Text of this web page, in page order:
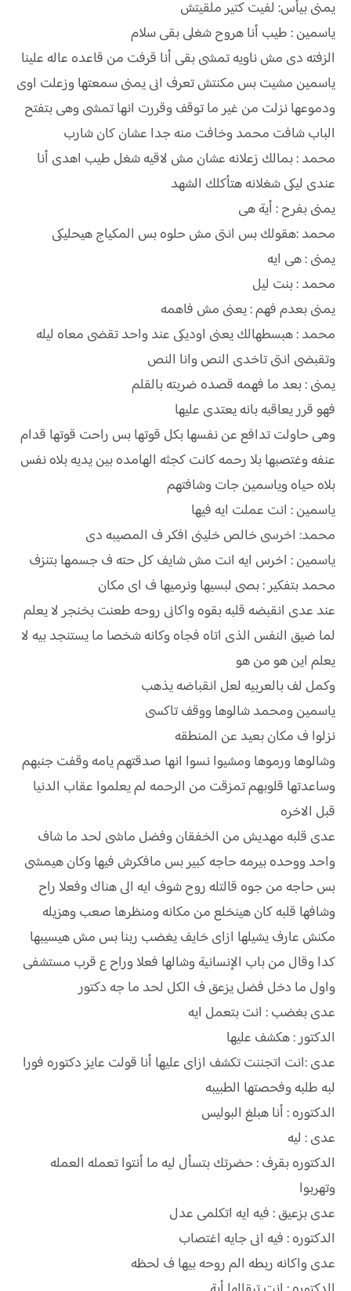
يمنى بيأس: لفيت كتير ملقيتش
ياسمين : طيب أنا هروح شغلى بقى سلام
الزفته دى مش ناويه تمشى بقى أنا قرفت من قاعده عاله علينا
ياسمين مشيت بس مكنتش تعرف انى يمنى سمعتها وزعلت اوى
ودموعها نزلت من غير ما توقف وقررت انها تمشى وهى بتفتح
الباب شافت محمد وخافت منه جدا عشان كان شارب
محمد : بمالك زعلانه عشان مش لاقيه شغل طيب اهدى أنا
عندى ليكى شغلانه هتأكلك الشهد
يمنى بفرح : أية هى
محمد :هقولك بس انتى مش حلوه بس المكياج هيحليكى
يمنى : هى ايه
محمد : بنت ليل
يمنى بعدم فهم : يعنى مش فاهمه
محمد : هبسطهالك يعنى اوديكى عند واحد تقضى معاه ليله
وتقبضى انتى تاخدى النص وانا النص
يمنى : بعد ما فهمه قصده ضربته بالقلم
فهو قرر يعاقبه بانه يعتدى عليها
وهى حاولت تدافع عن نفسها بكل قوتها بس راحت قوتها قدام
عنفه وغتصبها بلا رحمه كانت كجثه الهامده بين يديه بلاه نفس
بلاه حياه وياسمين جات وشافتهم
ياسمين : انت عملت ايه فيها
محمد: اخرسى خالص خلينى افكر ف المصيبه دى
ياسمين : اخرس ايه انت مش شايف كل حته ف جسمها بتنزف
محمد بتفكير : بصى لبسيها ونرميها ف اى مكان
عند عدى انقبضه قلبه بقوه واكانى روحه طعنت بخنجر لا يعلم
لما ضيق النفس الذى اتاه فجاه وكانه شخصا ما يستنجد بيه لا
يعلم اين هو من هو
وكمل لف بالعربيه لعل انقباضه يذهب
ياسمين ومحمد شالوها ووقف تاكسى
نزلوا ف مكان بعيد عن المنطقه
وشالوها ورموها ومشيوا نسوا انها صدقتهم يامه وقفت جنبهم
وساعدتها قلوبهم تمزقت من الرحمه لم يعلموا عقاب الدنيا
قبل الاخره
عدى قلبه مهديش من الخفقان وفضل ماشى لحد ما شاف
واحد ووحده بيرمه حاجه كبير بس مافكرش فيها وكان هيمشى
بس حاجه من جوه قالتله روح شوف ايه الى هناك وفعلا راح
وشافها قلبه كان هينخلع من مكانه ومنظرها صعب وهزيله
مكنش عارف يشيلها ازاى خايف يغضب ربنا بس مش هيسيبها
كدا وقال من باب الإنسانية وشالها فعلا وراح ع قرب مستشفى
واول ما دخل فضل يزعق ف الكل لحد ما جه دكتور
عدى بغضب : انت بتعمل ايه
الدكتور : هكشف عليها
عدى :انت اتجننت تكشف ازاى عليها أنا قولت عايز دكتوره فورا
لبه طلبه وفحصتها الطبيبه
الدكتوره : أنا هبلغ البوليس
عدى : ليه
الدكتوره بقرف : حضرتك بتسأل ليه ما أنتوا تعمله العمله
وتهربوا
عدى بزعيق : فيه ايه اتكلمى عدل
الدكتوره : فيه انى جايه اغتصاب
عدى واكانه ربطه الم روحه بيها ف لحظه